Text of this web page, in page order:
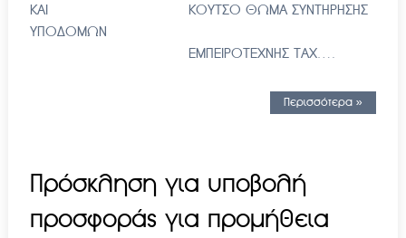
ΚΑΙ ΚΟΥΤΣΟ ΘΩΜΑ ΣΥΝΤΗΡΗΣΗΣ
ΥΠΟΔΟΜΩΝ
ΕΜΠΕΙΡΟΤΕΧΝΗΣ ΤΑΧ….
Περισσότερα »
Πρόσκληση για υποβολή
προσφοράς για προμήθεια